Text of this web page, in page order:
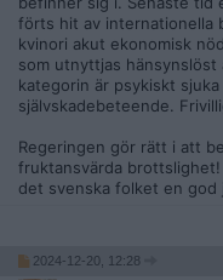
förts hit av internationella
kvinori akut ekonomisk
som utnyttjas hänsynslöst
kategorin är psykiskt
självskadebeteende.
Regeringen gör rätt i att
fruktansvärda
det svenska folket en god
2024-12-20, 12:28